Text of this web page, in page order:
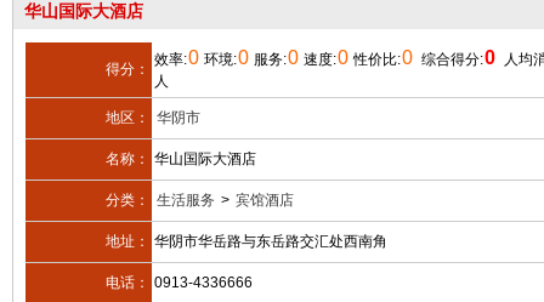
华山国际大酒店
得分：
效率:0 环境:0 服务:0 速度:0 性价比:0 综合得分:0 人均
人
地区： 华阴市
名称： 华山国际大酒店
分类： 生活服务 > 宾馆酒店
地址： 华阴市华岳路与东岳路交汇处西南角
电话： 0913-4336666